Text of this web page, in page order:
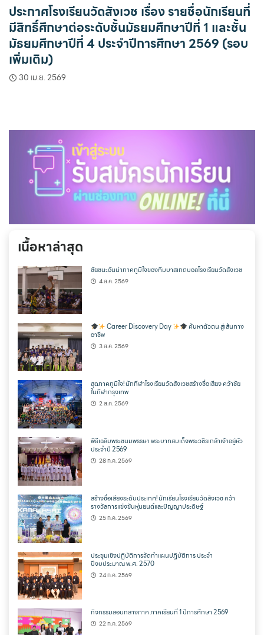
ประกาศโรงเรียนวัดสังเวช เรื่อง รายชื่อนักเรียนที่
มีสิทธิ์ศึกษาต่อระดับชั้นมัธยมศึกษาปีที่ 1 และชั้น
มัธยมศึกษาปีที่ 4 ประจำปีการศึกษา 2569 (รอบ
เพิ่มเติม)
30 เม.ย. 2569
เนื้อหาล่าสุด
ชัยชนะอันน่าภาคภูมิใจของทีมบาสเกตบอลโรงเรียนวัดสังเวช
4 ส.ค. 2569
Career Discovery Day
ค้นหาตัวตน สู่เส้นทาง
อาชีพ
3 ส.ค. 2569
สุดภาคภูมิใจ! นักกีฬาโรงเรียนวัดสังเวชสร้างชื่อเสียง คว้าชัย
ในกีฬากรุงเทพ
2 ส.ค. 2569
พิธีเฉลิมพระชนมพรรษา พระบาทสมเด็จพระวชิรเกล้าเจ้าอยู่หัว
ประจำปี 2569
28 ก.ค. 2569
สร้างชื่อเสียงระดับประเทศ! นักเรียนโรงเรียนวัดสังเวช คว้า
รางวัลการแข่งขันหุ่นยนต์และปัญญาประดิษฐ์
25 ก.ค. 2569
ประชุมเชิงปฏิบัติการจัดทำแผนปฏิบัติการ ประจำ
ปีงบประมาณ พ.ศ. 2570
24 ก.ค. 2569
กิจกรรมสอบกลางภาค ภาคเรียนที่ 1 ปีการศึกษา 2569
22 ก.ค. 2569